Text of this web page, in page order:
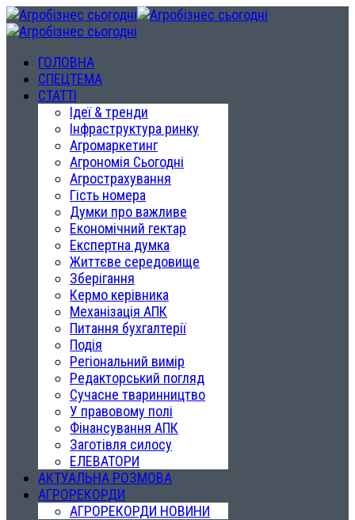
ГОЛОВНА
СПЕЦТЕМА
СТАТТІ
Ідеї & тренди
Інфраструктура ринку
Агромаркетинг
Агрономія Сьогодні
Агрострахування
Гість номера
Думки про важливе
Економічний гектар
Експертна думка
Життєве середовище
Зберігання
Кермо керівника
Механізація АПК
Питання бухгалтерії
Подія
Регіональний вимір
Редакторський погляд
Сучасне тваринництво
У правовому полі
Фінансування АПК
Заготівля силосу
ЕЛЕВАТОРИ
АКТУАЛЬНА РОЗМОВА
АГРОРЕКОРДИ
АГРОРЕКОРДИ НОВИНИ